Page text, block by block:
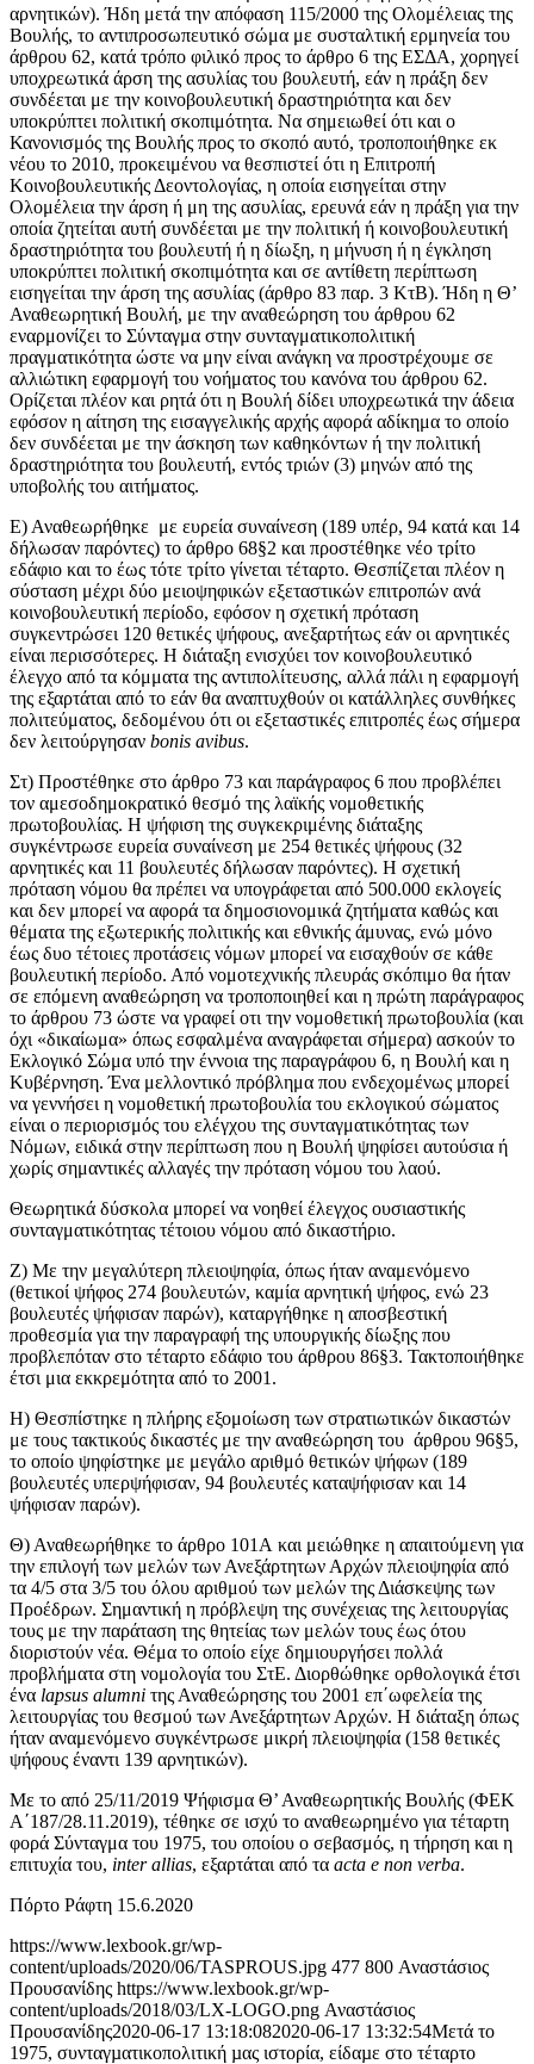
αρνητικών). Ήδη μετά την απόφαση 115/2000 της Ολομέλειας της
Βουλής, το αντιπροσωπευτικό σώμα με συσταλτική ερμηνεία του
άρθρου 62, κατά τρόπο φιλικό προς το άρθρο 6 της ΕΣΔΑ, χορηγεί
υποχρεωτικά άρση της ασυλίας του βουλευτή, εάν η πράξη δεν
συνδέεται με την κοινοβουλευτική δραστηριότητα και δεν
υποκρύπτει πολιτική σκοπιμότητα. Να σημειωθεί ότι και ο
Κανονισμός της Βουλής προς το σκοπό αυτό, τροποποιήθηκε εκ
νέου το 2010, προκειμένου να θεσπιστεί ότι η Επιτροπή
Κοινοβουλευτικής Δεοντολογίας, η οποία εισηγείται στην
Ολομέλεια την άρση ή μη της ασυλίας, ερευνά εάν η πράξη για την
οποία ζητείται αυτή συνδέεται με την πολιτική ή κοινοβουλευτική
δραστηριότητα του βουλευτή ή η δίωξη, η μήνυση ή η έγκληση
υποκρύπτει πολιτική σκοπιμότητα και σε αντίθετη περίπτωση
εισηγείται την άρση της ασυλίας (άρθρο 83 παρ. 3 ΚτΒ). Ήδη η Θ’
Αναθεωρητική Βουλή, με την αναθεώρηση του άρθρου 62
εναρμονίζει το Σύνταγμα στην συνταγματικοπολιτική
πραγματικότητα ώστε να μην είναι ανάγκη να προστρέχουμε σε
αλλιώτικη εφαρμογή του νοήματος του κανόνα του άρθρου 62.
Ορίζεται πλέον και ρητά ότι η Βουλή δίδει υποχρεωτικά την άδεια
εφόσον η αίτηση της εισαγγελικής αρχής αφορά αδίκημα το οποίο
δεν συνδέεται με την άσκηση των καθηκόντων ή την πολιτική
δραστηριότητα του βουλευτή, εντός τριών (3) μηνών από της
υποβολής του αιτήματος.
Ε) Αναθεωρήθηκε με ευρεία συναίνεση (189 υπέρ, 94 κατά και 14
δήλωσαν παρόντες) το άρθρο 68§2 και προστέθηκε νέο τρίτο
εδάφιο και το έως τότε τρίτο γίνεται τέταρτο. Θεσπίζεται πλέον η
σύσταση μέχρι δύο μειοψηφικών εξεταστικών επιτροπών ανά
κοινοβουλευτική περίοδο, εφόσον η σχετική πρόταση
συγκεντρώσει 120 θετικές ψήφους, ανεξαρτήτως εάν οι αρνητικές
είναι περισσότερες. Η διάταξη ενισχύει τον κοινοβουλευτικό
έλεγχο από τα κόμματα της αντιπολίτευσης, αλλά πάλι η εφαρμογή
της εξαρτάται από το εάν θα αναπτυχθούν οι κατάλληλες συνθήκες
πολιτεύματος, δεδομένου ότι οι εξεταστικές επιτροπές έως σήμερα
δεν λειτούργησαν bonis avibus.
Στ) Προστέθηκε στο άρθρο 73 και παράγραφος 6 που προβλέπει
τον αμεσοδημοκρατικό θεσμό της λαϊκής νομοθετικής
πρωτοβουλίας. Η ψήφιση της συγκεκριμένης διάταξης
συγκέντρωσε ευρεία συναίνεση με 254 θετικές ψήφους (32
αρνητικές και 11 βουλευτές δήλωσαν παρόντες). Η σχετική
πρόταση νόμου θα πρέπει να υπογράφεται από 500.000 εκλογείς
και δεν μπορεί να αφορά τα δημοσιονομικά ζητήματα καθώς και
θέματα της εξωτερικής πολιτικής και εθνικής άμυνας, ενώ μόνο
έως δυο τέτοιες προτάσεις νόμων μπορεί να εισαχθούν σε κάθε
βουλευτική περίοδο. Από νομοτεχνικής πλευράς σκόπιμο θα ήταν
σε επόμενη αναθεώρηση να τροποποιηθεί και η πρώτη παράγραφος
το άρθρου 73 ώστε να γραφεί οτι την νομοθετική πρωτοβουλία (και
όχι «δικαίωμα» όπως εσφαλμένα αναγράφεται σήμερα) ασκούν το
Εκλογικό Σώμα υπό την έννοια της παραγράφου 6, η Βουλή και η
Κυβέρνηση. Ένα μελλοντικό πρόβλημα που ενδεχομένως μπορεί
να γεννήσει η νομοθετική πρωτοβουλία του εκλογικού σώματος
είναι ο περιορισμός του ελέγχου της συνταγματικότητας των
Νόμων, ειδικά στην περίπτωση που η Βουλή ψηφίσει αυτούσια ή
χωρίς σημαντικές αλλαγές την πρόταση νόμου του λαού.
Θεωρητικά δύσκολα μπορεί να νοηθεί έλεγχος ουσιαστικής
συνταγματικότητας τέτοιου νόμου από δικαστήριο.
Ζ) Με την μεγαλύτερη πλειοψηφία, όπως ήταν αναμενόμενο
(θετικοί ψήφος 274 βουλευτών, καμία αρνητική ψήφος, ενώ 23
βουλευτές ψήφισαν παρών), καταργήθηκε η αποσβεστική
προθεσμία για την παραγραφή της υπουργικής δίωξης που
προβλεπόταν στο τέταρτο εδάφιο του άρθρου 86§3. Τακτοποιήθηκε
έτσι μια εκκρεμότητα από το 2001.
Η) Θεσπίστηκε η πλήρης εξομοίωση των στρατιωτικών δικαστών
με τους τακτικούς δικαστές με την αναθεώρηση του άρθρου 96§5,
το οποίο ψηφίστηκε με μεγάλο αριθμό θετικών ψήφων (189
βουλευτές υπερψήφισαν, 94 βουλευτές καταψήφισαν και 14
ψήφισαν παρών).
Θ) Αναθεωρήθηκε το άρθρο 101Α και μειώθηκε η απαιτούμενη για
την επιλογή των μελών των Ανεξάρτητων Αρχών πλειοψηφία από
τα 4/5 στα 3/5 του όλου αριθμού των μελών της Διάσκεψης των
Προέδρων. Σημαντική η πρόβλεψη της συνέχειας της λειτουργίας
τους με την παράταση της θητείας των μελών τους έως ότου
διοριστούν νέα. Θέμα το οποίο είχε δημιουργήσει πολλά
προβλήματα στη νομολογία του ΣτΕ. Διορθώθηκε ορθολογικά έτσι
ένα lapsus alumni της Αναθεώρησης του 2001 επ΄ωφελεία της
λειτουργίας του θεσμού των Ανεξάρτητων Αρχών. Η διάταξη όπως
ήταν αναμενόμενο συγκέντρωσε μικρή πλειοψηφία (158 θετικές
ψήφους έναντι 139 αρνητικών).
Mε το από 25/11/2019 Ψήφισμα Θ’ Αναθεωρητικής Βουλής (ΦΕΚ
Α΄187/28.11.2019), τέθηκε σε ισχύ το αναθεωρημένο για τέταρτη
φορά Σύνταγμα του 1975, του οποίου ο σεβασμός, η τήρηση και η
επιτυχία του, inter allias, εξαρτάται από τα acta e non verba.
Πόρτο Ράφτη 15.6.2020
https://www.lexbook.gr/wp-
content/uploads/2020/06/TASPROUS.jpg 477 800 Αναστάσιος
Προυσανίδης https://www.lexbook.gr/wp-
content/uploads/2018/03/LX-LOGO.png Αναστάσιος
Προυσανίδης2020-06-17 13:18:082020-06-17 13:32:54Mετά το
1975, συνταγµατικοπολιτική µας ιστορία, είδαµε στο τέταρτο